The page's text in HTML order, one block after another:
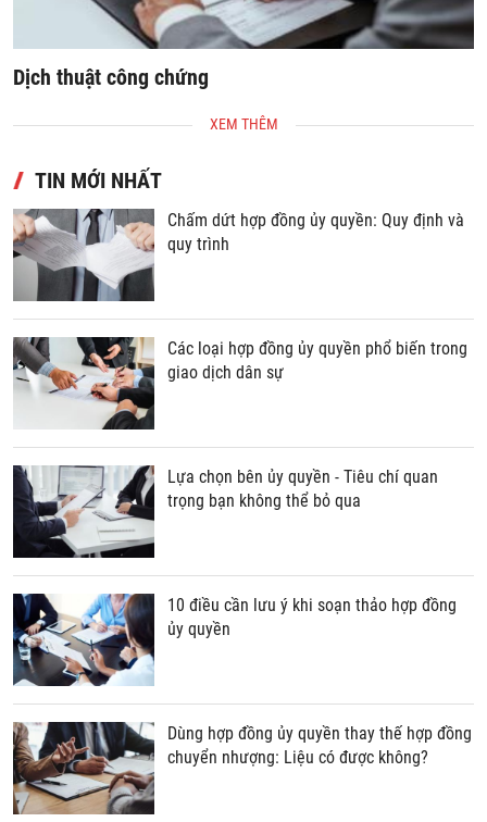
Dịch thuật công chứng
XEM THÊM
TIN MỚI NHẤT
Chấm dứt hợp đồng ủy quyền: Quy định và
quy trình
Các loại hợp đồng ủy quyền phổ biến trong
giao dịch dân sự
Lựa chọn bên ủy quyền - Tiêu chí quan
trọng bạn không thể bỏ qua
10 điều cần lưu ý khi soạn thảo hợp đồng
ủy quyền
Dùng hợp đồng ủy quyền thay thế hợp đồng
chuyển nhượng: Liệu có được không?